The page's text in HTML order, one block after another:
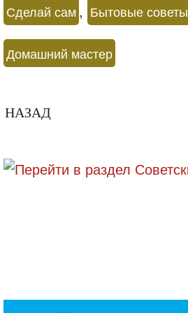
Сделай сам, Бытовые советы
Домашний мастер
НАЗАД